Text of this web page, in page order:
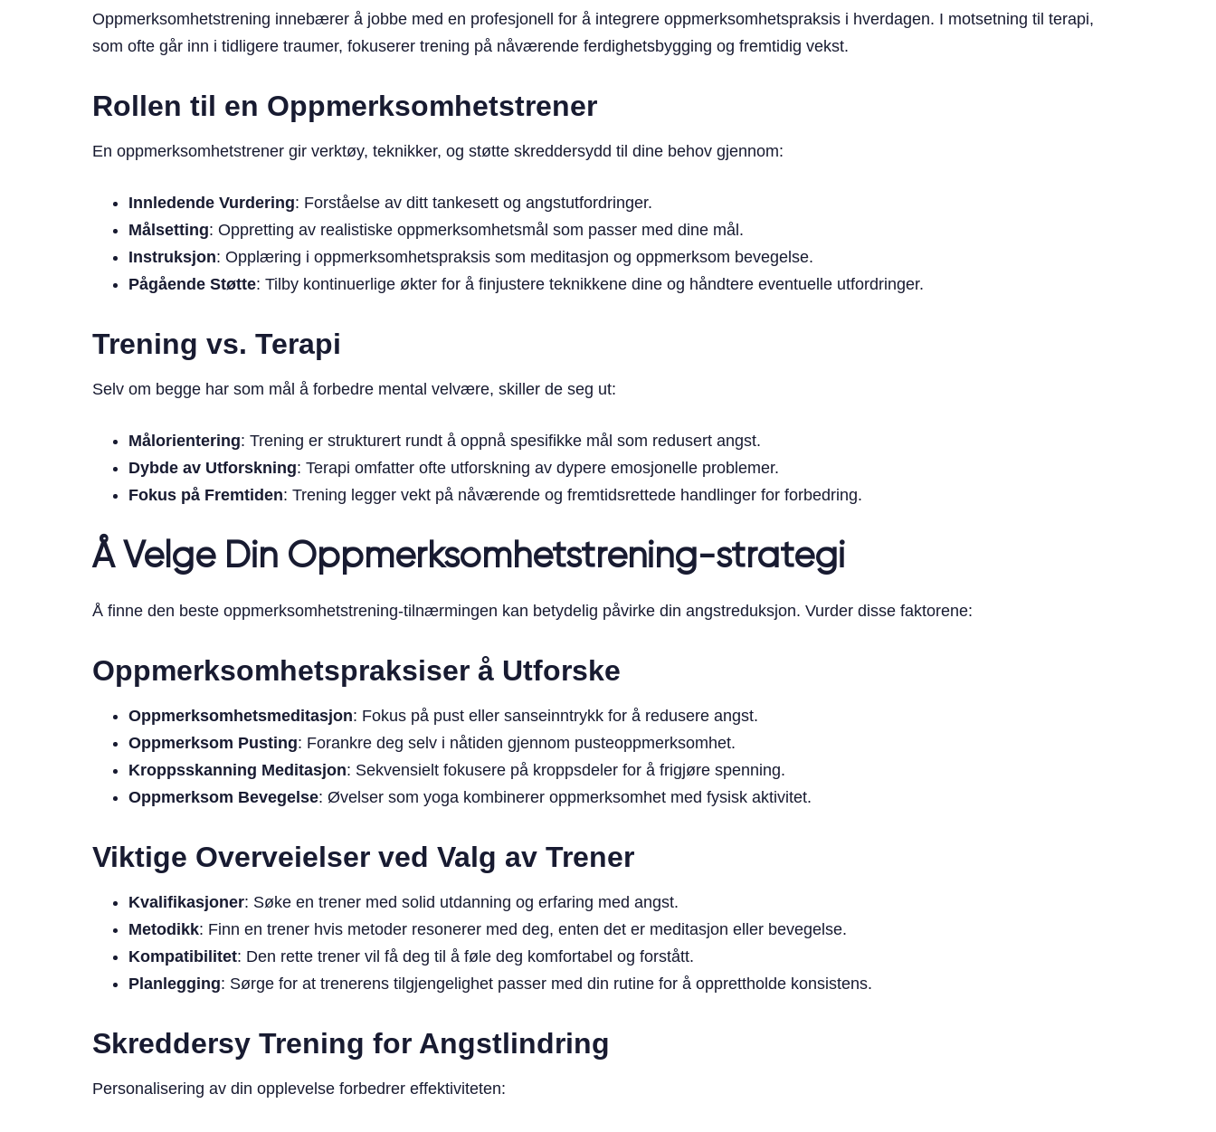
Oppmerksomhetstrening innebærer å jobbe med en profesjonell for å integrere oppmerksomhetspraksis i hverdagen. I motsetning til terapi,
som ofte går inn i tidligere traumer, fokuserer trening på nåværende ferdighetsbygging og fremtidig vekst.
Rollen til en Oppmerksomhetstrener
En oppmerksomhetstrener gir verktøy, teknikker, og støtte skreddersydd til dine behov gjennom:
Innledende Vurdering: Forståelse av ditt tankesett og angstutfordringer.
Målsetting: Oppretting av realistiske oppmerksomhetsmål som passer med dine mål.
Instruksjon: Opplæring i oppmerksomhetspraksis som meditasjon og oppmerksom bevegelse.
Pågående Støtte: Tilby kontinuerlige økter for å finjustere teknikkene dine og håndtere eventuelle utfordringer.
Trening vs. Terapi
Selv om begge har som mål å forbedre mental velvære, skiller de seg ut:
Målorientering: Trening er strukturert rundt å oppnå spesifikke mål som redusert angst.
Dybde av Utforskning: Terapi omfatter ofte utforskning av dypere emosjonelle problemer.
Fokus på Fremtiden: Trening legger vekt på nåværende og fremtidsrettede handlinger for forbedring.
Å Velge Din Oppmerksomhetstrening-strategi
Å finne den beste oppmerksomhetstrening-tilnærmingen kan betydelig påvirke din angstreduksjon. Vurder disse faktorene:
Oppmerksomhetspraksiser å Utforske
Oppmerksomhetsmeditasjon: Fokus på pust eller sanseinntrykk for å redusere angst.
Oppmerksom Pusting: Forankre deg selv i nåtiden gjennom pusteoppmerksomhet.
Kroppsskanning Meditasjon: Sekvensielt fokusere på kroppsdeler for å frigjøre spenning.
Oppmerksom Bevegelse: Øvelser som yoga kombinerer oppmerksomhet med fysisk aktivitet.
Viktige Overveielser ved Valg av Trener
Kvalifikasjoner: Søke en trener med solid utdanning og erfaring med angst.
Metodikk: Finn en trener hvis metoder resonerer med deg, enten det er meditasjon eller bevegelse.
Kompatibilitet: Den rette trener vil få deg til å føle deg komfortabel og forstått.
Planlegging: Sørge for at trenerens tilgjengelighet passer med din rutine for å opprettholde konsistens.
Skreddersy Trening for Angstlindring
Personalisering av din opplevelse forbedrer effektiviteten: